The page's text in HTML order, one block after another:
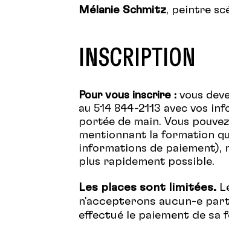
Mélanie Schmitz, peintre
INSCRIPTION
Pour vous inscrire : vous
au 514 844-2113 avec vos
portée de main. Vous
mentionnant la formation
informations de paiement),
plus rapidement possible.
Les places sont limitées.
n'accepterons aucun-e
effectué le paiement de sa